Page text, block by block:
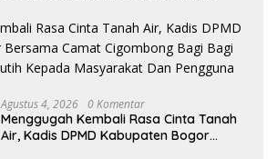
Agustus 4, 2026 0 Komentar
Menggugah Kembali Rasa Cinta Tanah
Air, Kadis DPMD Kabupaten Bogor